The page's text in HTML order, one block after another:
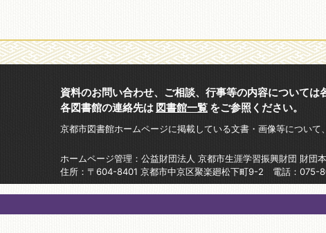
資料のお問い合わせ、ご相談、行事等の内容については
各図書館の連絡先は 図書館一覧 をご参照ください。
京都市図書館ホームページに掲載している文書・画像等について
ホームページ管理：公益財団法人 京都市生涯学習振興財団 財団
住所：〒604-8401 京都市中京区聚楽廻松下町9-2 電話：075-